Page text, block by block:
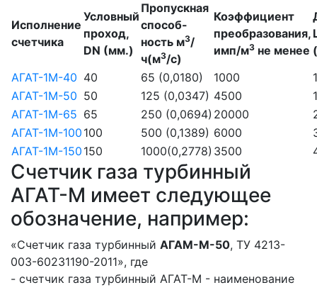
Исполнение
счетчика
Условный
проход,
DN (мм.)
Пропускная
способ-
ность м3/
ч(м3/с)
Коэффициент
преобразования,
имп/м3 не менее
АГАТ-1М-40 40 65 (0,0180) 1000
АГАТ-1М-50 50 125 (0,0347) 4500
АГАТ-1М-65 65 250 (0,0694) 20000
АГАТ-1М-100 100 500 (0,1389) 6000
АГАТ-1М-150 150 1000(0,2778) 3500
Счетчик газа турбинный
АГАТ-М имеет следующее
обозначение, например:
«Счетчик газа турбинный АГАМ-М-50, ТУ 4213-
003-60231190-2011», где
- счетчик газа турбинный АГАТ-М - наименование